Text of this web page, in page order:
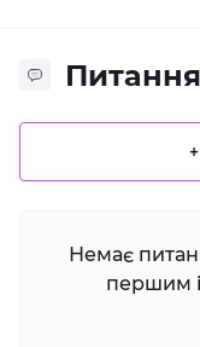
Питання
Немає
першим